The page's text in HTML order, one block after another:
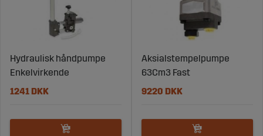
Hydraulisk håndpumpe
Enkelvirkende
1241 DKK
Aksialstempelpumpe
63Cm3 Fast
9220 DKK